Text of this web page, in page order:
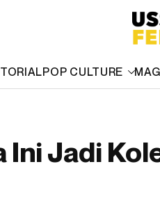
POP CULTURE
Ini Jadi